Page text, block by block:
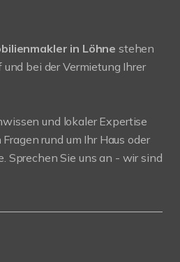
in Löhne stehen
bei der Vermietung Ihrer
und lokaler Expertise
rund um Ihr Haus oder
Sprechen Sie uns an - wir sind